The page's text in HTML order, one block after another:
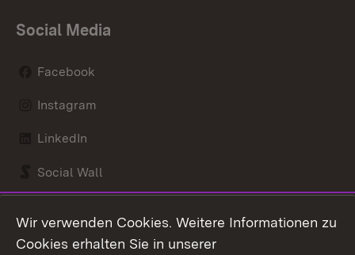
Social Media
Facebook
Instagram
LinkedIn
Social Wall
Wir verwenden Cookies. Weitere Informationen zu
Cookies erhalten Sie in unserer